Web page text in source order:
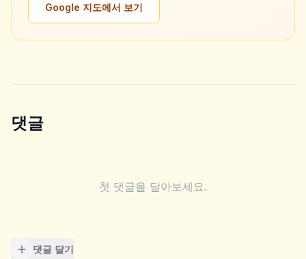
Google 지도에서 보기
댓글
첫 댓글을 달아보세요.
댓글 달기